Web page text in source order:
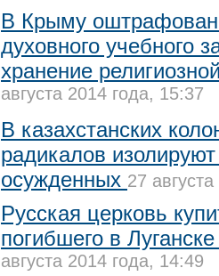
В Крыму оштрафован
духовного учебного
хранение
августа 2014 года, 15:37
В казахстанских
радикалов
осужденных 27
Русская церковь
погибшего в
августа 2014 года, 14:49